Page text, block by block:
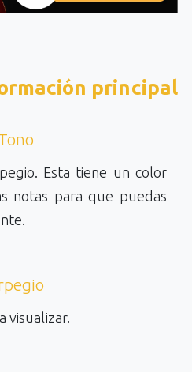
principal
Esta tiene un color
notas para que puedas
visualizar.